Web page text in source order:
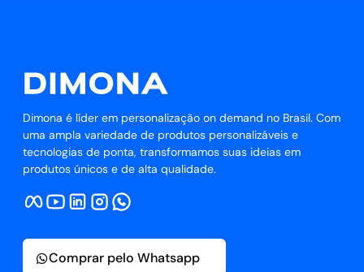
Dimona é líder em personalização on demand no Brasil. Com
uma ampla variedade de produtos personalizáveis e
tecnologias de ponta, transformamos suas ideias em
produtos únicos e de alta qualidade.
Comprar pelo Whatsapp